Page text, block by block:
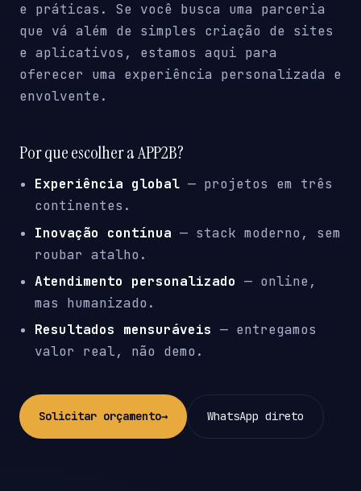
e práticas. Se você busca uma parceria
que vá além de simples criação de sites
e aplicativos, estamos aqui para
oferecer uma experiência personalizada e
envolvente.
Por que escolher a APP2B?
Experiência global — projetos em três
continentes.
Inovação contínua — stack moderno, sem
roubar atalho.
Atendimento personalizado — online,
mas humanizado.
Resultados mensuráveis — entregamos
valor real, não demo.
Solicitar orçamento→ WhatsApp direto